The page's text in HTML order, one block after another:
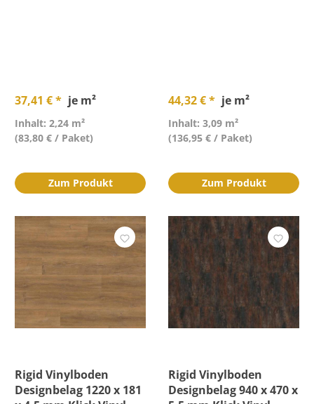
37,41 € * je m²
Inhalt: 2,24 m²
(83,80 € / Paket)
Zum Produkt
44,32 € * je m²
Inhalt: 3,09 m²
(136,95 € / Paket)
Zum Produkt
Rigid Vinylboden
Designbelag 1220 x 181
Rigid Vinylboden
Designbelag 940 x 470 x